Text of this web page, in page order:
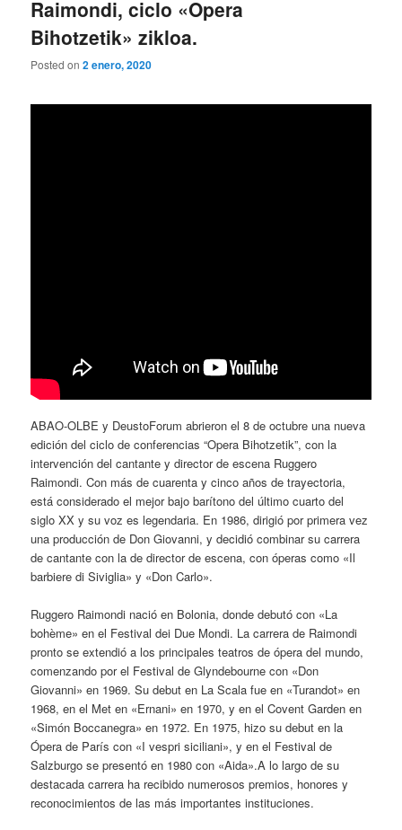
Raimondi, ciclo «Opera
Bihotzetik» zikloa.
Posted on2 enero, 2020
ABAO-OLBE y DeustoForum abrieron el 8 de octubre una nueva
edición del ciclo de conferencias “Opera Bihotzetik”, con la
intervención del cantante y director de escena Ruggero
Raimondi. Con más de cuarenta y cinco años de trayectoria,
está considerado el mejor bajo barítono del último cuarto del
siglo XX y su voz es legendaria. En 1986, dirigió por primera vez
una producción de Don Giovanni, y decidió combinar su carrera
de cantante con la de director de escena, con óperas como «Il
barbiere di Siviglia» y «Don Carlo».
Ruggero Raimondi nació en Bolonia, donde debutó con «La
bohème» en el Festival dei Due Mondi. La carrera de Raimondi
pronto se extendió a los principales teatros de ópera del mundo,
comenzando por el Festival de Glyndebourne con «Don
Giovanni» en 1969. Su debut en La Scala fue en «Turandot» en
1968, en el Met en «Ernani» en 1970, y en el Covent Garden en
«Simón Boccanegra» en 1972. En 1975, hizo su debut en la
Ópera de París con «I vespri siciliani», y en el Festival de
Salzburgo se presentó en 1980 con «Aida».A lo largo de su
destacada carrera ha recibido numerosos premios, honores y
reconocimientos de las más importantes instituciones.